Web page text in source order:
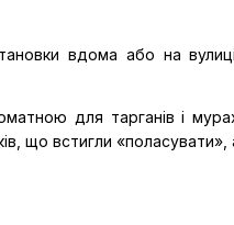
вдома або на
для тарганів і
що встигли